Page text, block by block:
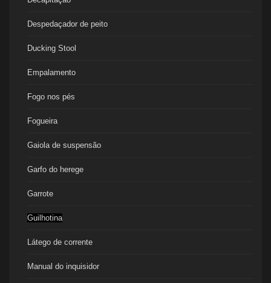
Despedaçador de peito
Ducking Stool
Empalamento
Fogo nos pés
Fogueira
Gaiola de suspensão
Garfo do herege
Garrote
Guilhotina
Látego de corrente
Manual do inquisidor